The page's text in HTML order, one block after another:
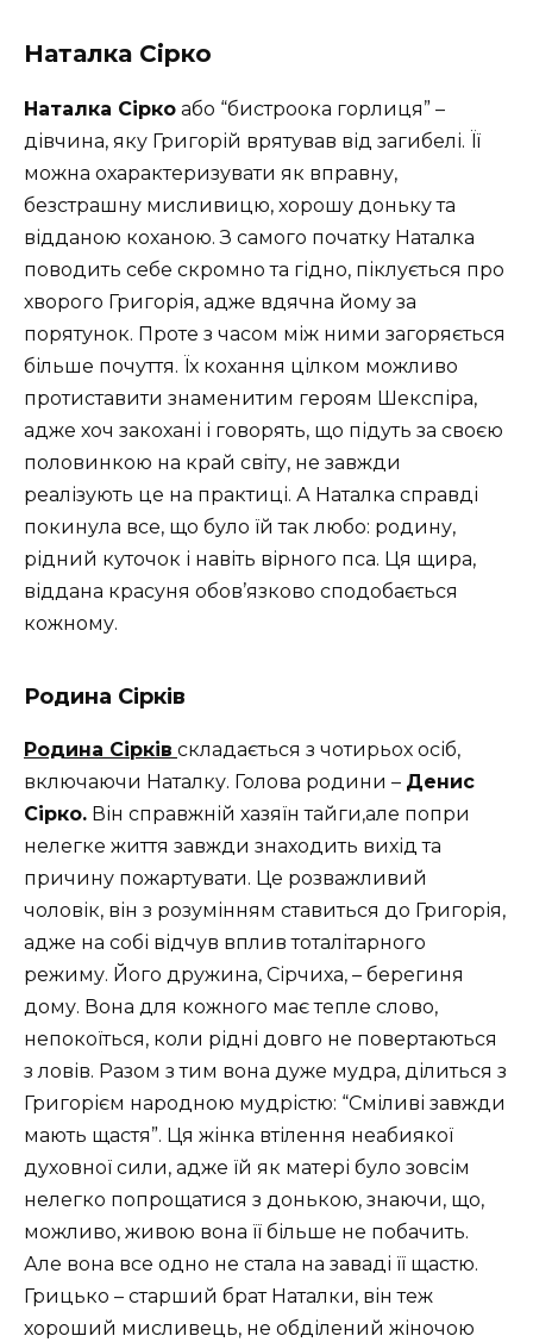
Наталка Сірко
Наталка Сірко або “бистроока горлиця” –
дівчина, яку Григорій врятував від загибелі. Її
можна охарактеризувати як вправну,
безстрашну мисливицю, хорошу доньку та
відданою коханою. З самого початку Наталка
поводить себе скромно та гідно, піклується про
хворого Григорія, адже вдячна йому за
порятунок. Проте з часом між ними загоряється
більше почуття. Їх кохання цілком можливо
протиставити знаменитим героям Шекспіра,
адже хоч закохані і говорять, що підуть за своєю
половинкою на край світу, не завжди
реалізують це на практиці. А Наталка справді
покинула все, що було їй так любо: родину,
рідний куточок і навіть вірного пса. Ця щира,
віддана красуня обов’язково сподобається
кожному.
Родина Сірків
Родина Сірків складається з чотирьох осіб,
включаючи Наталку. Голова родини – Денис
Сірко. Він справжній хазяїн тайги,але попри
нелегке життя завжди знаходить вихід та
причину пожартувати. Це розважливий
чоловік, він з розумінням ставиться до Григорія,
адже на собі відчув вплив тоталітарного
режиму. Його дружина, Сірчиха, – берегиня
дому. Вона для кожного має тепле слово,
непокоїться, коли рідні довго не повертаються
з ловів. Разом з тим вона дуже мудра, ділиться з
Григорієм народною мудрістю: “Сміливі завжди
мають щастя”. Ця жінка втілення неабиякої
духовної сили, адже їй як матері було зовсім
нелегко попрощатися з донькою, знаючи, що,
можливо, живою вона її більше не побачить.
Але вона все одно не стала на заваді її щастю.
Грицько – старший брат Наталки, він теж
хороший мисливець, не обділений жіночою